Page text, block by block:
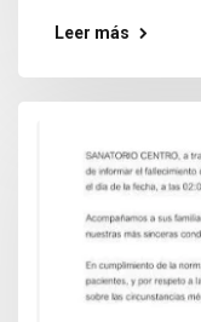
Leer más